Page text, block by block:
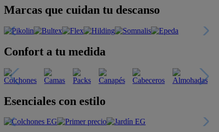
Marcas que cuidan tu descanso
Confort a tu medida
Esenciales con estilo